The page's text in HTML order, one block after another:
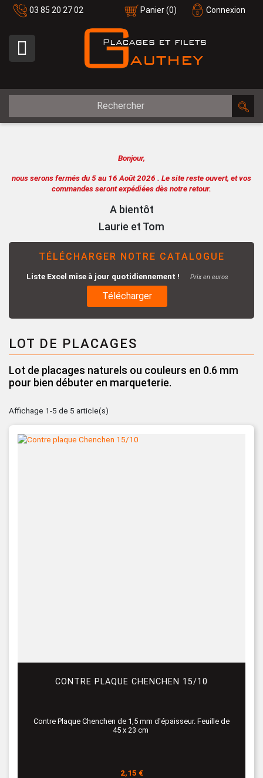
03 85 20 27 02 Connexion
Panier(0)

Bonjour,
nous serons fermés du 5 au 16 Août 2026 . Le site reste ouvert, et vos
commandes seront expédiées dès notre retour.
A bientôt
Laurie et Tom
TÉLÉCHARGER NOTRE CATALOGUE
Liste Excel mise à jour quotidiennement ! Prix en euros
Télécharger
LOT DE PLACAGES
Lot de placages naturels ou couleurs en 0.6 mm
pour bien débuter en marqueterie.
Affichage 1-5 de 5 article(s)
CONTRE PLAQUE CHENCHEN 15/10
Contre Plaque Chenchen de 1,5 mm d'épaisseur. Feuille de
45 x 23 cm
Prix
2,15 €